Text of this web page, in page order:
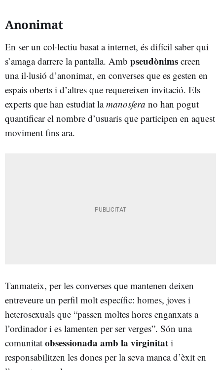
Anonimat
En ser un col·lectiu basat a internet, és difícil saber qui
s’amaga darrere la pantalla. Amb pseudònims creen
una il·lusió d’anonimat, en converses que es gesten en
espais oberts i d’altres que requereixen invitació. Els
experts que han estudiat lamanosfera no han pogut
quantificar el nombre d’usuaris que participen en aquest
moviment fins ara.
Tanmateix, per les converses que mantenen deixen
entreveure un perfil molt específic: homes, joves i
heterosexuals que “passen moltes hores enganxats a
l’ordinador i es lamenten per ser verges”. Són una
comunitat obsessionada amb la virginitat i
responsabilitzen les dones per la seva manca d’èxit en